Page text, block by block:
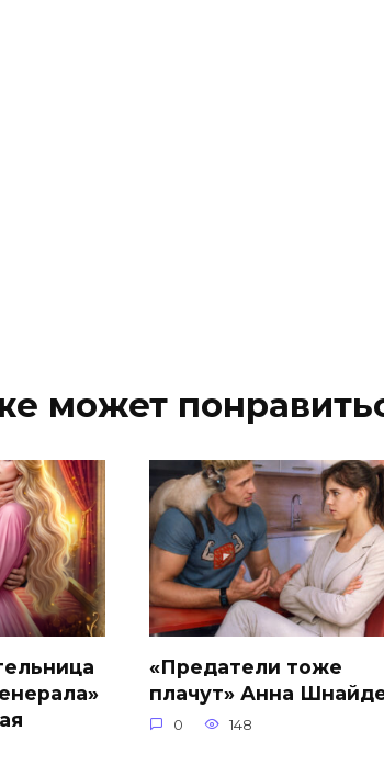
может
«Предатели тоже
плачут» Анна
0 148